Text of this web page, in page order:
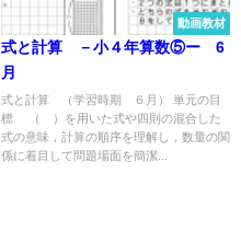
動画教材
式と計算 －小４年算数⑤ー 6
月
式と計算 （学習時期 ６月） 単元の目
標 （ ）を用いた式や四則の混合した
式の意味，計算の順序を理解し，数量の関
係に着目して問題場面を簡潔...